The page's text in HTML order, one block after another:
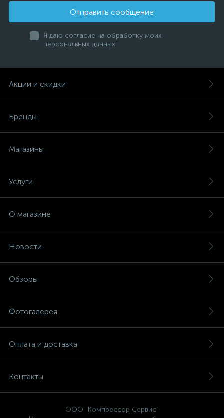
Отправить сообщение
Я даю согласие на обработку моих
персональных данных
Акции и скидки
Бренды
Магазины
Услуги
О магазине
Новости
Обзоры
Фотогалерея
Оплата и доставка
Контакты
ООО "Компрессор Сервис"